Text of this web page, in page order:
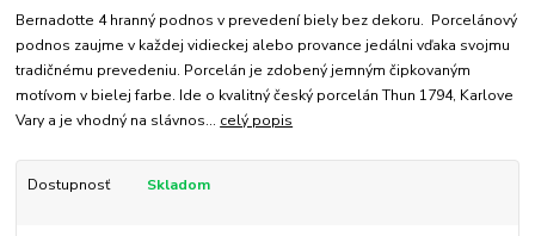
Bernadotte 4 hranný podnos v prevedení biely bez dekoru. Porcelánový
podnos zaujme v každej vidieckej alebo provance jedálni vďaka svojmu
tradičnému prevedeniu. Porcelán je zdobený jemným čipkovaným
motívom v bielej farbe. Ide o kvalitný český porcelán Thun 1794, Karlove
Vary a je vhodný na slávnos... celý popis
Dostupnosť Skladom